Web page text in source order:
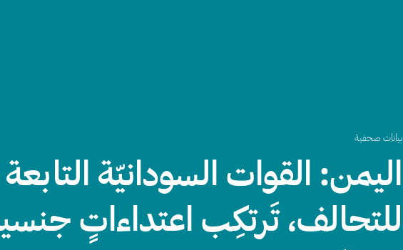
بيانات صحفية
اليمن: القوات السودانيّة التابعة
للتحالف، تَرتكِب اعتداءاتٍ